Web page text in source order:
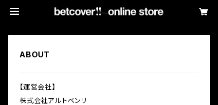
ABOUT
【運営会社】
株式会社アルトベンリ